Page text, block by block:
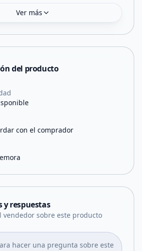
Ver más
del producto
con el comprador
y respuestas
vendedor sobre este producto
hacer una pregunta sobre este